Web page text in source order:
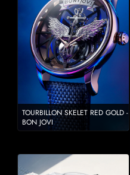
TOURBILLON SKELET RED GOLD -
BON JOVI